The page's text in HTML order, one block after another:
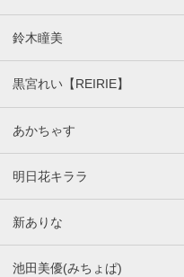
鈴木瞳美
黒宮れい【REIRIE】
あかちゃす
明日花キララ
新ありな
池田美優(みちょぱ)